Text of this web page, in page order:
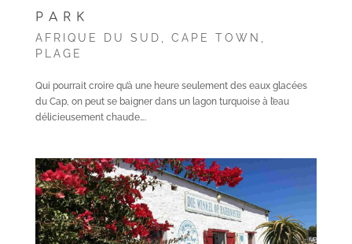
PARK
AFRIQUE DU SUD CAPE TOWN
PLAGE
Qui pourrait croire qu’à une heure seulement des eaux glacées
du Cap, on peut se baigner dans un lagon turquoise à l’eau
délicieusement chaude….